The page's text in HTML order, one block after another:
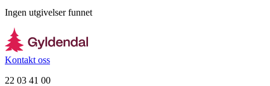
Ingen utgivelser funnet
Kontakt oss
22 03 41 00